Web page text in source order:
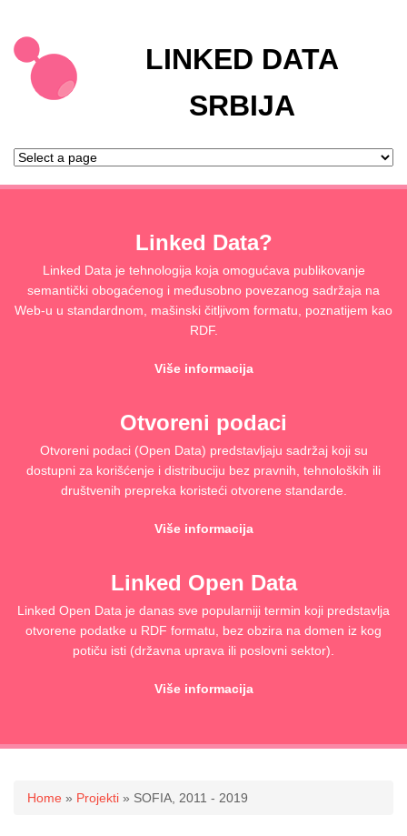
LINKED DATA
SRBIJA
Linked Data?
Linked Data je tehnologija koja omogućava publikovanje
semantički obogaćenog i međusobno povezanog sadržaja na
Web-u u standardnom, mašinski čitljivom formatu, poznatijem kao
RDF.
Više informacija
Otvoreni podaci
Otvoreni podaci (Open Data) predstavljaju sadržaj koji su
dostupni za korišćenje i distribuciju bez pravnih, tehnoloških ili
društvenih prepreka koristeći otvorene standarde.
Više informacija
Linked Open Data
Linked Open Data je danas sve popularniji termin koji predstavlja
otvorene podatke u RDF formatu, bez obzira na domen iz kog
potiču isti (državna uprava ili poslovni sektor).
Više informacija
You are here
Home » Projekti » SOFIA, 2011 - 2019